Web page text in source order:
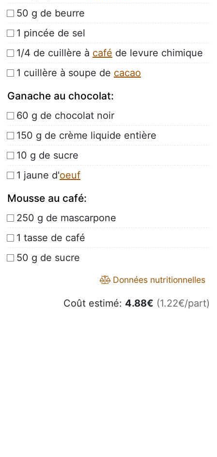
50 g de beurre
1 pincée de sel
1/4 de cuillère à café de levure chimique
1 cuillère à soupe de cacao
Ganache au chocolat:
60 g de chocolat noir
150 g de crème liquide entière
10 g de sucre
1 jaune d'oeuf
Mousse au café:
250 g de mascarpone
1 tasse de café
50 g de sucre
Données nutritionnelles
Coût estimé: 4.88€ (1.22€/part)